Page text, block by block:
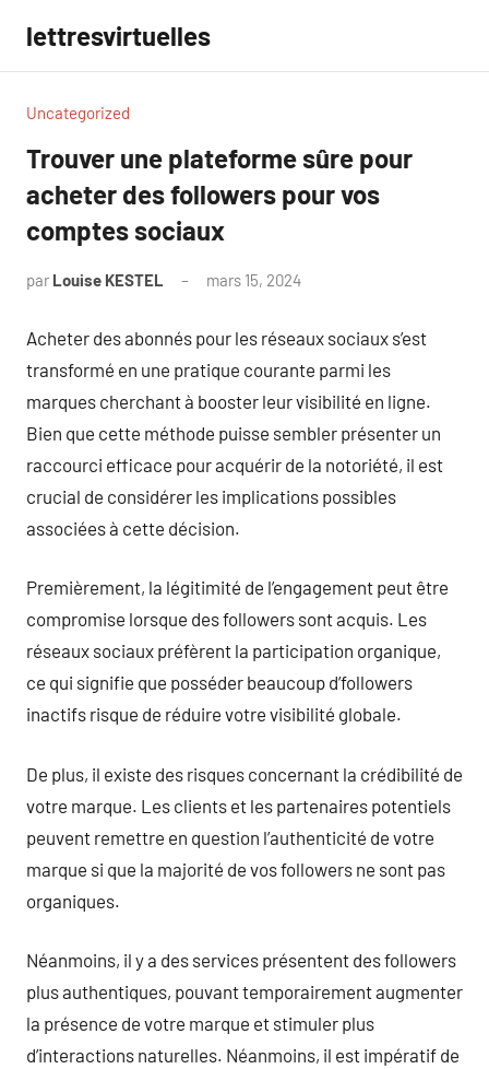
contenu
lettresvirtuelles
Uncategorized
Trouver une plateforme sûre pour
acheter des followers pour vos
comptes sociaux
par Louise KESTEL mars 15, 2024
Acheter des abonnés pour les réseaux sociaux s’est
transformé en une pratique courante parmi les
marques cherchant à booster leur visibilité en ligne.
Bien que cette méthode puisse sembler présenter un
raccourci efficace pour acquérir de la notoriété, il est
crucial de considérer les implications possibles
associées à cette décision.
Premièrement, la légitimité de l’engagement peut être
compromise lorsque des followers sont acquis. Les
réseaux sociaux préfèrent la participation organique,
ce qui signifie que posséder beaucoup d’followers
inactifs risque de réduire votre visibilité globale.
De plus, il existe des risques concernant la crédibilité de
votre marque. Les clients et les partenaires potentiels
peuvent remettre en question l’authenticité de votre
marque si que la majorité de vos followers ne sont pas
organiques.
Néanmoins, il y a des services présentent des followers
plus authentiques, pouvant temporairement augmenter
la présence de votre marque et stimuler plus
d’interactions naturelles. Néanmoins, il est impératif de